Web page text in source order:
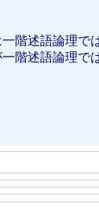
階述語論理で
階述語論理で